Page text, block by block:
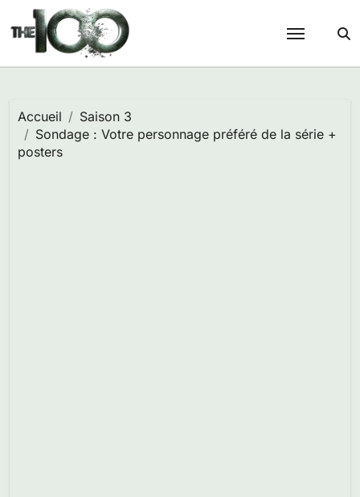
Passer
au
contenu
Accueil
Saison 3
Sondage : Votre personnage préféré de la série +
posters